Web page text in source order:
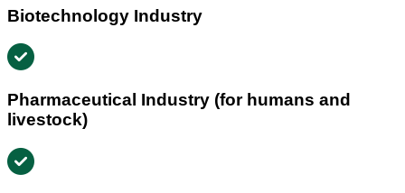
Biotechnology Industry
Pharmaceutical Industry (for humans and
livestock)